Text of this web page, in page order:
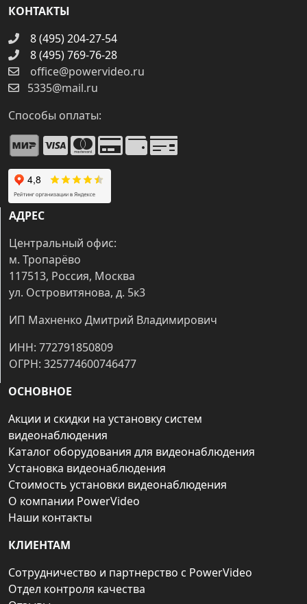
КОНТАКТЫ
8 (495) 204-27-54
8 (495) 769-76-28
office@powervideo.ru
5335@mail.ru
Способы оплаты:
АДРЕС
Центральный офис:
м. Тропарёво
117513, Россия, Москва
ул. Островитянова, д. 5к3
ИП Махненко Дмитрий Владимирович
ИНН: 772791850809
ОГРН: 325774600746477
ОСНОВНОЕ
Акции и скидки на установку систем
видеонаблюдения
Каталог оборудования для видеонаблюдения
Установка видеонаблюдения
Стоимость установки видеонаблюдения
О компании PowerVideo
Наши контакты
КЛИЕНТАМ
Сотрудничество и партнерство с PowerVideo
Отдел контроля качества